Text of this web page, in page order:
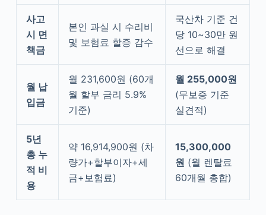
사고
시 면
책금
본인 과실 시 수리비
및 보험료 할증 감수
국산차 기준 건
당 10~30만 원
선으로 해결
월 납
입금
월 231,600원 (60개
월 할부 금리 5.9%
기준)
월 255,000원
(무보증 기준
실견적)
5년
총 누
적 비
용
약 16,914,900원 (차
량가+할부이자+세
금+보험료)
15,300,000
원 (월 렌탈료
60개월 총합)